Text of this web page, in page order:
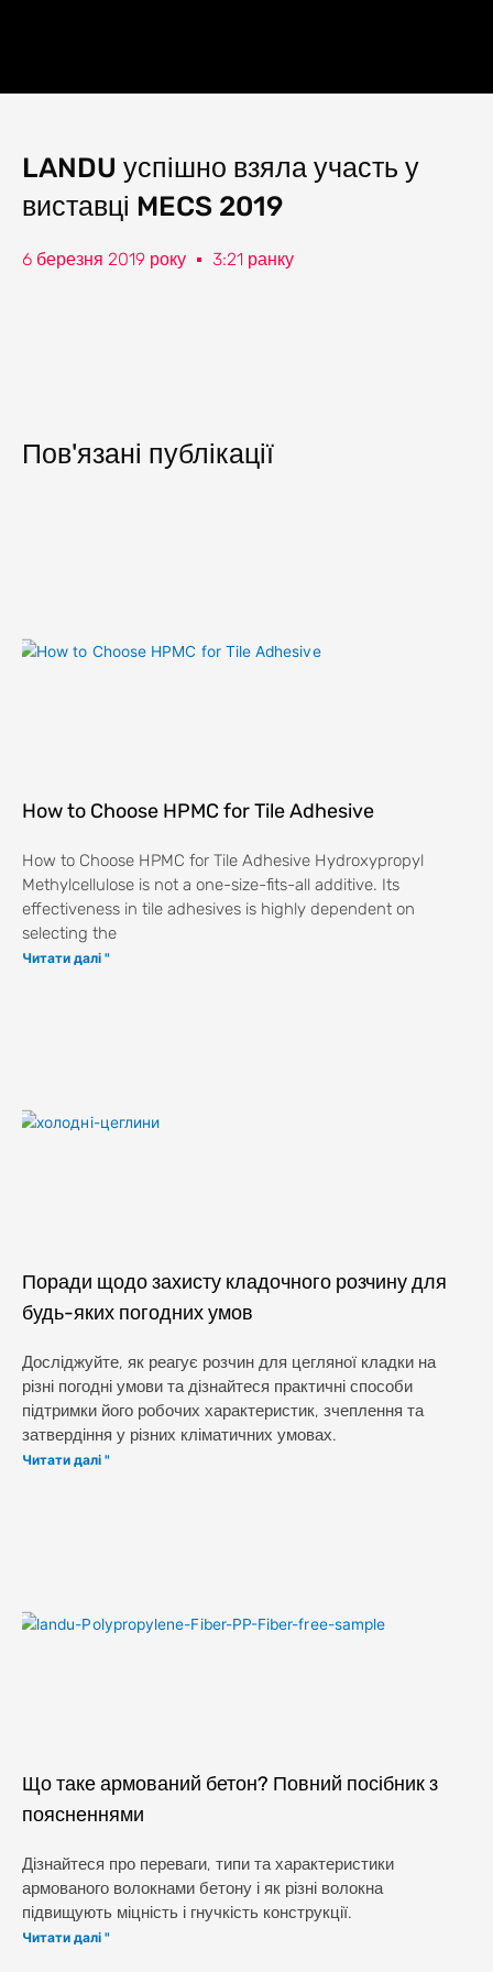
LANDU успішно взяла участь у
виставці MECS 2019
6 березня 2019 року 3:21 ранку
Пов'язані публікації
How to Choose HPMC for Tile Adhesive
How to Choose HPMC for Tile Adhesive Hydroxypropyl
Methylcellulose is not a one-size-fits-all additive. Its
effectiveness in tile adhesives is highly dependent on
selecting the
Читати далі "
Поради щодо захисту кладочного розчину для
будь-яких погодних умов
Досліджуйте, як реагує розчин для цегляної кладки на
різні погодні умови та дізнайтеся практичні способи
підтримки його робочих характеристик, зчеплення та
затвердіння у різних кліматичних умовах.
Читати далі "
Що таке армований бетон? Повний посібник з
поясненнями
Дізнайтеся про переваги, типи та характеристики
армованого волокнами бетону і як різні волокна
підвищують міцність і гнучкість конструкції.
Читати далі "